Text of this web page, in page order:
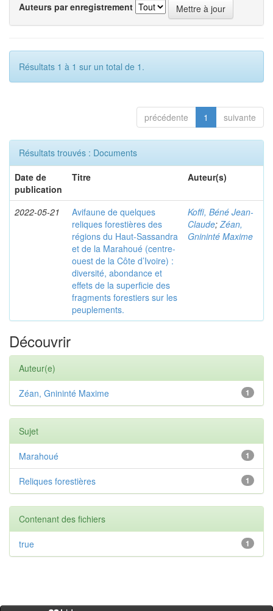
Auteurs par enregistrement
Résultats 1 à 1 sur un total de 1.
précédente 1 suivante
Résultats trouvés : Documents
Date de
publication
Titre Auteur(s)
2022-05-21
Avifaune de quelques
reliques forestières des
régions du Haut-Sassandra
et de la Marahoué (centre-
ouest de la Côte d’Ivoire) :
diversité, abondance et
effets de la superficie des
fragments forestiers sur les
peuplements.
Koffi, Béné Jean-
Claude; Zéan,
Gnininté Maxime
Découvrir
Auteur(e)
1
Zéan, Gnininté Maxime
Sujet
1
Marahoué
1
Reliques forestières
Contenant des fichiers
1
true